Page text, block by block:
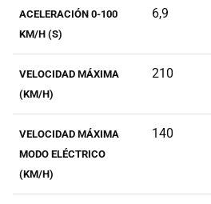
ACELERACIÓN 0-100
KM/H (S)
6,9
VELOCIDAD MÁXIMA
(KM/H)
210
VELOCIDAD MÁXIMA
MODO ELÉCTRICO
(KM/H)
140